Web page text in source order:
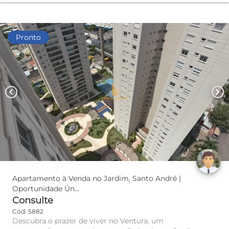
Pronto
chevron_left chevron_right
Apartamento à Venda no Jardim, Santo André |
Oportunidade Ún...
Consulte
Cód: 5882
Descubra o prazer de viver no Ventura, um